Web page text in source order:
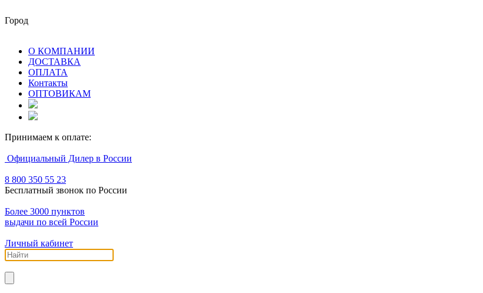
Город
О КОМПАНИИ
ДОСТАВКА
ОПЛАТА
Контакты
ОПТОВИКАМ
Принимаем к оплате:
Официальный Дилер в России
8 800 350 55 23
Бесплатный звонок по России
Более 3000 пунктов
выдачи по всей России
Личный кабинет